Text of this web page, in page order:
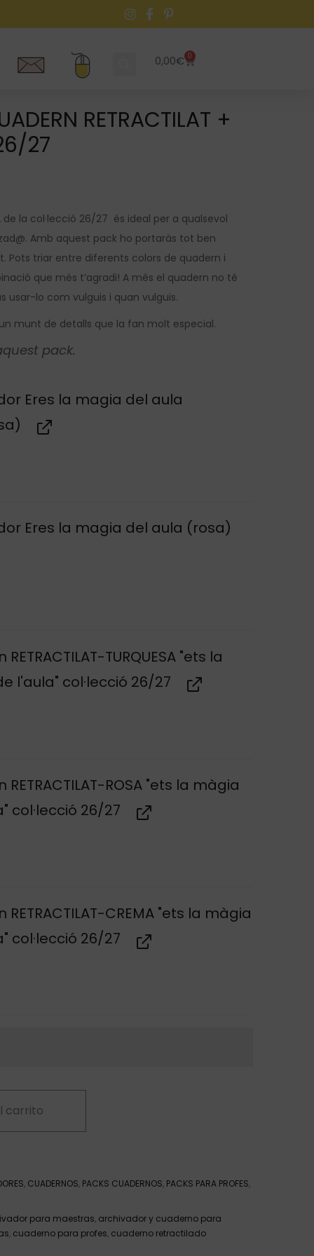
0,00€ 0
RETRACTILAT +
27
de la col·lecció 26/27 és ideal per a qualsevol
Amb aquest pack ho portaràs tot ben
Pots triar entre diferents colors de quadern i
que més t’agradi! A més el quadern no té
usar-lo com vulguis i quan vulguis.
munt de detalls que la fan molt especial.
pack.
Eres la magia del aula
Eres la magia del aula (rosa)
TURQUESA "ets la
l'aula" col·lecció 26/27
ROSA "ets la màgia
col·lecció 26/27
RETRACTILAT-CREMA "ets la màgia
col·lecció 26/27
carrito
, CUADERNOS, PACKS CUADERNOS, PACKS PARA PROFES,
para maestras, archivador y cuaderno para
, cuaderno para profes, cuaderno retractilado